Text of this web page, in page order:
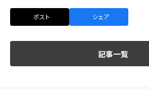
ポスト シェア
記事一覧